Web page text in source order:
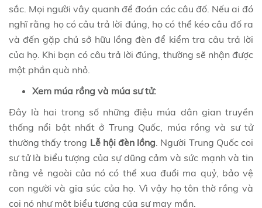
sắc. Mọi người vây quanh để đoán các câu đố. Nếu ai đó
nghĩ rằng họ có câu trả lời đúng, họ có thể kéo câu đố ra
và đến gặp chủ sở hữu lồng đèn để kiểm tra câu trả lời
của họ. Khi bạn có câu trả lời đúng, thường sẽ nhận được
một phần quà nhỏ.
Xem múa rồng và múa sư tử:
Đây là hai trong số những điệu múa dân gian truyền
thống nổi bật nhất ở Trung Quốc, múa rồng và sư tử
thường thấy trong Lễ hội đèn lồng . Người Trung Quốc coi
sư tử là biểu tượng của sự dũng cảm và sức mạnh và tin
rằng vẻ ngoài của nó có thể xua đuổi ma quỷ, bảo vệ
con người và gia súc của họ. Vì vậy họ tôn thờ rồng và
coi nó như một biểu tượng của sự may mắn.